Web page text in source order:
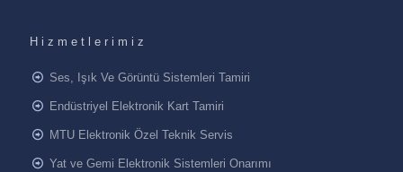
Hizmetlerimiz
Ses, Işık Ve Görüntü Sistemleri Tamiri
Endüstriyel Elektronik Kart Tamiri
MTU Elektronik Özel Teknik Servis
Yat ve Gemi Elektronik Sistemleri Onarımı